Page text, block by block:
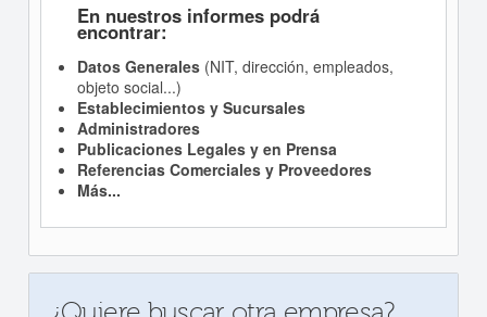
En nuestros informes podrá
encontrar:
Datos Generales(NIT, dirección, empleados,
objeto social...)
Establecimientos y Sucursales
Administradores
Publicaciones Legales y en Prensa
Referencias Comerciales y Proveedores
Más...